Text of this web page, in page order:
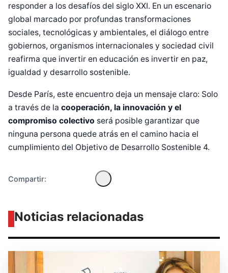
responder a los desafíos del siglo XXI. En un escenario
global marcado por profundas transformaciones
sociales, tecnológicas y ambientales, el diálogo entre
gobiernos, organismos internacionales y sociedad civil
reafirma que invertir en educación es invertir en paz,
igualdad y desarrollo sostenible.
Desde París, este encuentro deja un mensaje claro: Solo
a través de la cooperación, la innovación y el
compromiso colectivo será posible garantizar que
ninguna persona quede atrás en el camino hacia el
cumplimiento del Objetivo de Desarrollo Sostenible 4.
Compartir:
Diseñado por Shiro
Noticias relacionadas